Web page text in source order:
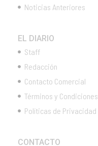
Noticias Anteriores
EL DIARIO
Staff
Redacción
Contacto Comercial
Términos y Condiciones
Políticas de Privacidad
CONTACTO